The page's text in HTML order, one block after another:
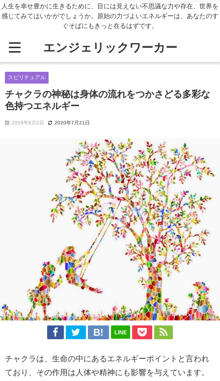
人生を幸せ豊かに生きるために、目には見えない不思議な力や存在、世界を
感じてみてはいかがでしょうか。原始の力づよいエネルギーは、あなたのす
ぐそばにもきっと在るはずです。
エンジェリックワーカー
スピリチュアル
チャクラの神秘は身体の流れをつかさどる多彩な
色持つエネルギー
2019年6月2日 2020年7月21日
LINE
チャクラは、生命の中にあるエネルギーポイントと言われ
ており、その作用は人体や精神にも影響を与えています。